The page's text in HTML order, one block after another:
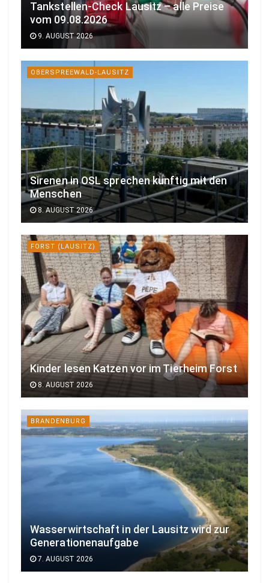
Tankstellen-Check Lausitz – alle Preise
vom 09.08.2026
9. AUGUST 2026
OBERSPREEWALD-LAUSITZ
Sirenen in OSL sprechen künftig mit den
Menschen
8. AUGUST 2026
FORST (LAUSITZ)
Kinder lesen Katzen vor im Tierheim Forst
8. AUGUST 2026
BRANDENBURG
Wasserwirtschaft in der Lausitz wird zur
Generationenaufgabe
7. AUGUST 2026